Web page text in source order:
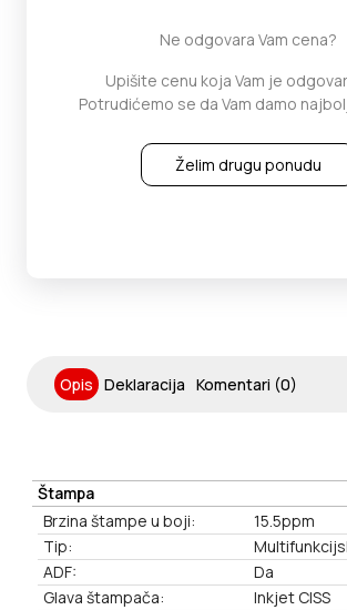
Ne odgovara Vam cena?
Upišite cenu koja Vam je
Potrudićemo se da Vam damo
Želim drugu ponudu
Opis Deklaracija Komentari (0)
Štampa
Brzina štampe u boji:
15.5ppm
Tip:
ADF:
Da
Glava štampača:
Inkjet CISS